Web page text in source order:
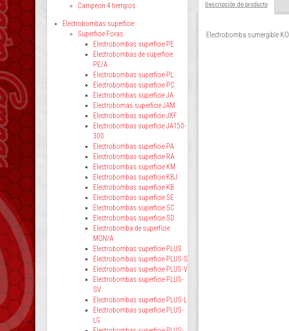
Descripción de producto
Electrobomba sumergible
Campeon 4 tiempos
Electrobombas superficie
Superficie Foras
Electrobombas superficie PE
Electrobombas de superficie
PE/A
Electrobombas superficie PL
Electrobombas superficie PC
Electrobombas superficie JA
Electrobomas superficie JAM
Electrobombas superficie JXF
Electrobombas superficie JA150-
300
Electrobombas superficie PA
Electrobombas superficie RA
Electrobombas superficie KM
Electrobombas superficie KBJ
Electrobombas superficie KB
Electrobombas superficie SE
Electrobombas superficie SC
Electrobombas superficie SD
Electrobomba de superfície
MON/A
Electrobombas superficie PLUS
Electrobombas superficie PLUS-S
Electrobombas superficie PLUS-V
Electrobombas superficie PLUS-
SV
Electrobombas superficie PLUS-L
Electrobombas superficie PLUS-
LG